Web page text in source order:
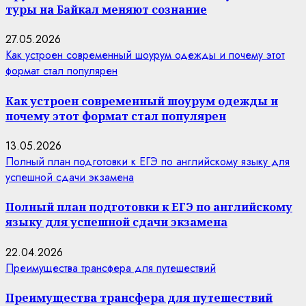
туры на Байкал меняют сознание
27.05.2026
Как устроен современный шоурум одежды и почему этот
формат стал популярен
Как устроен современный шоурум одежды и
почему этот формат стал популярен
13.05.2026
Полный план подготовки к ЕГЭ по английскому языку для
успешной сдачи экзамена
Полный план подготовки к ЕГЭ по английскому
языку для успешной сдачи экзамена
22.04.2026
Преимущества трансфера для путешествий
Преимущества трансфера для путешествий